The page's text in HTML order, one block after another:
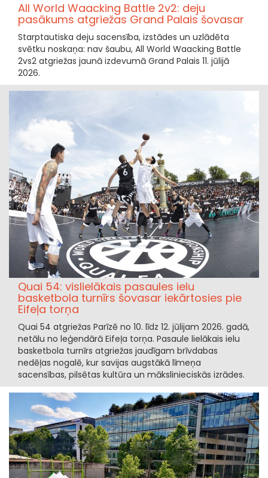
All World Waacking Battle 2v2: deju
pasākums atgriežas Grand Palais šovasar
Starptautiska deju sacensība, izstādes un uzlādēta
svētku noskaņa: nav šaubu, All World Waacking Battle
2vs2 atgriežas jaunā izdevumā Grand Palais 11. jūlijā
2026.
Quai 54: vislielākais pasaules ielu
basketbola turnīrs šovasar iekārtosies pie
Eifeļa torņa
Quai 54 atgriežas Parīzē no 10. līdz 12. jūlijam 2026. gadā,
netālu no leģendārā Eifeļa torņa. Pasaule lielākais ielu
basketbola turnīrs atgriežas jaudīgam brīvdabas
nedēļas nogalē, kur savijas augstākā līmeņa
sacensības, pilsētas kultūra un mākslinieciskās izrādes.